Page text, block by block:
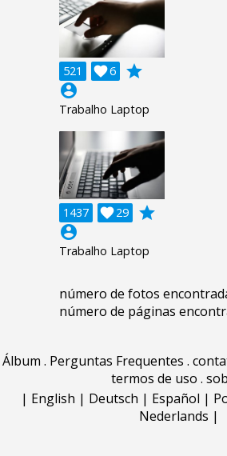
521 6

grade
account_circle
Trabalho Laptop
1437 29

grade
account_circle
Trabalho Laptop
número de fotos
número de páginas
Álbum . Perguntas Frequentes .
termos de uso .
| English | Deutsch | Español |
Nederlands |